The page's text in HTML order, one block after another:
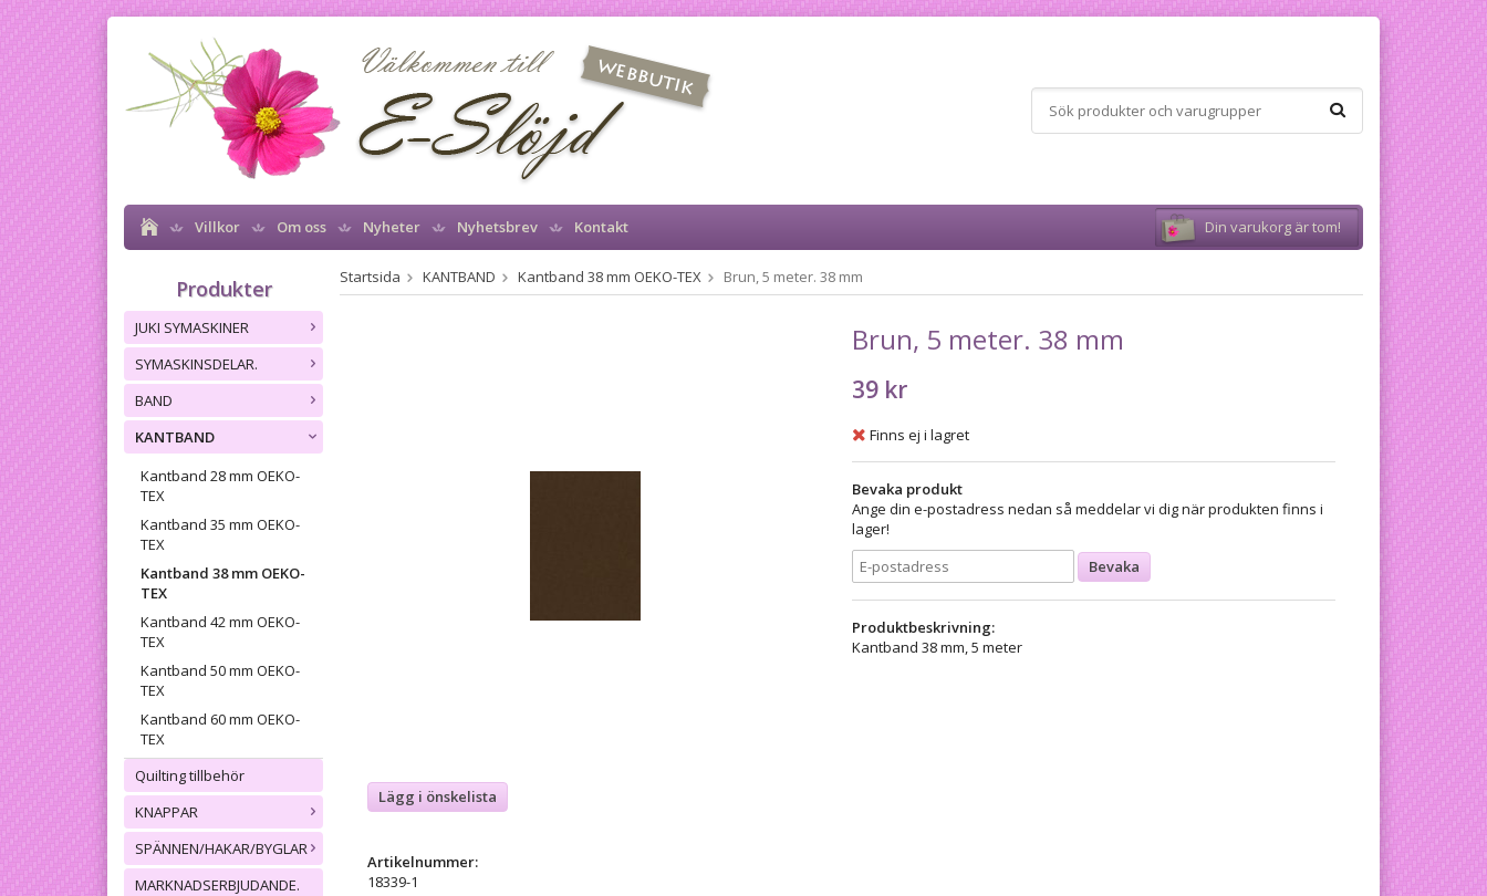
Villkor Om oss Nyheter Nyhetsbrev Kontakt Din varukorg är tom!
Produkter
JUKI SYMASKINER
SYMASKINSDELAR.
BAND
KANTBAND
Kantband 28 mm OEKO-
TEX
Kantband 35 mm OEKO-
TEX
Kantband 38 mm OEKO-
TEX
Kantband 42 mm OEKO-
TEX
Kantband 50 mm OEKO-
TEX
Kantband 60 mm OEKO-
TEX
Quilting tillbehör
KNAPPAR
SPÄNNEN/HAKAR/BYGLAR
MARKNADSERBJUDANDE.
Startsida KANTBAND Kantband 38 mm OEKO-TEX Brun, 5 meter. 38 mm
Brun, 5 meter. 38 mm
39 kr
Finns ej i lagret
Bevaka produkt
Ange din e-postadress nedan så meddelar vi dig när produkten finns i
lager!
Bevaka
Produktbeskrivning:
Kantband 38 mm, 5 meter
Lägg i önskelista
Artikelnummer:
18339-1